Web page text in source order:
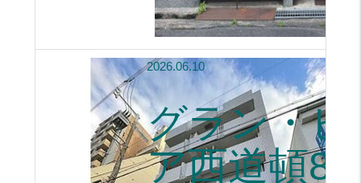
2026.06.10
グラン・ピ
ア西道頓